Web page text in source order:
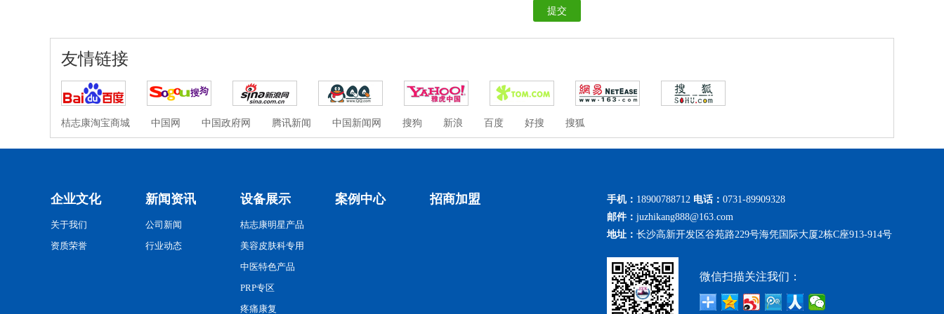
友情链接
桔志康淘宝商城 中国网 中国政府网 腾讯新闻 中国新闻网 搜狗 新浪 百度 好搜 搜狐
企业文化
关于我们
资质荣誉
新闻资讯
公司新闻
行业动态
设备展示
桔志康明星产品
美容皮肤科专用
中医特色产品
PRP专区
疼痛康复
案例中心 招商加盟 手机： 18900788712 电话： 0731-89909328
邮件： juzhikang888@163.com
地址： 长沙高新开发区谷苑路229号海凭国际大厦2栋C座913-914号
微信扫描关注我们：